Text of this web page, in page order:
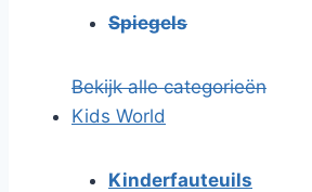
Spiegels
Bekijk alle categorieën
Kids World
Kinderfauteuils